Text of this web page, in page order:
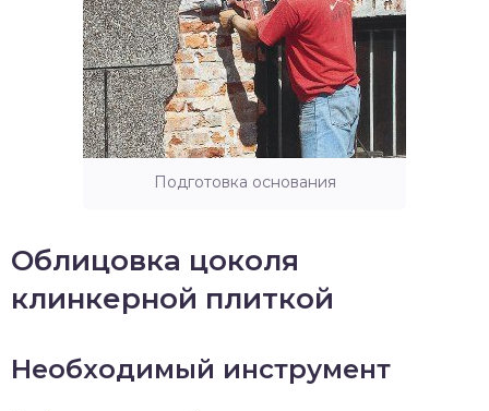
Подготовка основания
Облицовка цоколя
клинкерной плиткой
Необходимый инструмент